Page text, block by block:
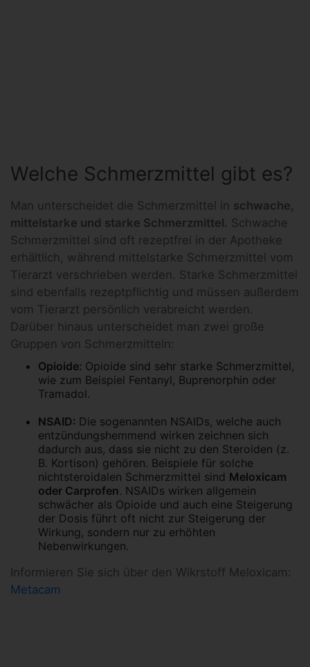
Welche Schmerzmittel gibt es?
Man unterscheidet die Schmerzmittel in schwache,
mittelstarke und starke Schmerzmittel. Schwache
Schmerzmittel sind oft rezeptfrei in der Apotheke
erhältlich, während mittelstarke Schmerzmittel vom
Tierarzt verschrieben werden. Starke Schmerzmittel
sind ebenfalls rezeptpflichtig und müssen außerdem
vom Tierarzt persönlich verabreicht werden.
Darüber hinaus unterscheidet man zwei große
Gruppen von Schmerzmitteln:
Opioide: Opioide sind sehr starke Schmerzmittel,
wie zum Beispiel Fentanyl, Buprenorphin oder
Tramadol.
NSAID: Die sogenannten NSAIDs, welche auch
entzündungshemmend wirken zeichnen sich
dadurch aus, dass sie nicht zu den Steroiden (z.
B. Kortison) gehören. Beispiele für solche
nichtsteroidalen Schmerzmittel sind Meloxicam
oder Carprofen. NSAIDs wirken allgemein
schwächer als Opioide und auch eine Steigerung
der Dosis führt oft nicht zur Steigerung der
Wirkung, sondern nur zu erhöhten
Nebenwirkungen.
Informieren Sie sich über den Wikrstoff Meloxicam:
Metacam